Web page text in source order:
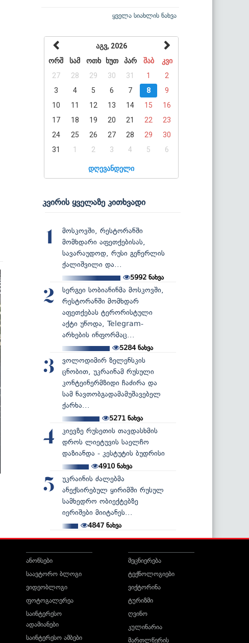
ყველა სიახლის ნახვა
აგვ, 2026
ორშ
სამ ოთხ ხუთ პარ შაბ
კვი
27
28 29 30 31 1
2
3
4 5 6 7 8
9
10
11 12 13 14 15
16
17
18 19 20 21 22
23
24
25 26 27 28 29
30
31
1 2 3 4 5 6
დღევანდელი
კვირის ყველაზე კითხვადი
1
მოსკოვში, რესტორანში
მომხდარი აფეთქებისას,
სავარაუდოდ, რუსი გენერლის
ქალიშვილი და...
5992 ნახვა
2
სერგეი სობიანინმა მოსკოვში,
რესტორანში მომხდარ
აფეთქებას ტერორისტული
აქტი უწოდა, Telegram-
არხების ინფორმაც...
5284ნახვა
3
ვოლოდიმირ ზელენსკის
ცნობით, უკრაინამ რუსული
კონტეინერმზიდი ჩაძირა და
სამ ნავთობგადამამუშავებელ
ქარხა...
5271ნახვა
4
კიევზე რუსეთის თავდასხმის
დროს ლიეტუვის საელჩო
დაზიანდა - კესტუტის ბუდრისი
4910ნახვა
5
უკრაინის ძალებმა
ანექსირებულ ყირიმში რუსულ
სამხედრო ობიექტებზე
იერიშები მიიტანეს...
4847 ნახვა
ანონსები
საავტორო ბლოგი
ვიდეობლოგი
ფოტოგალერეა
საინტერესო
ადამიანები
საინტერესო ამბები
მეცნიერება
ტექნოლოგიები
ვიქტორინა
ტურიზმი
ღვინო
კულინარია
მართლწერის